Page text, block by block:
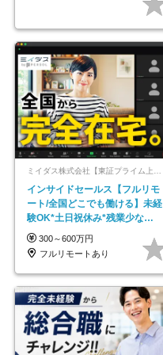
インサイドセールス【フルリモ
ート/全国どこでも働ける】未経
験OK*土日祝休み*残業少なめ*
在宅勤務手当あり
300～600万円
フルリモートあり